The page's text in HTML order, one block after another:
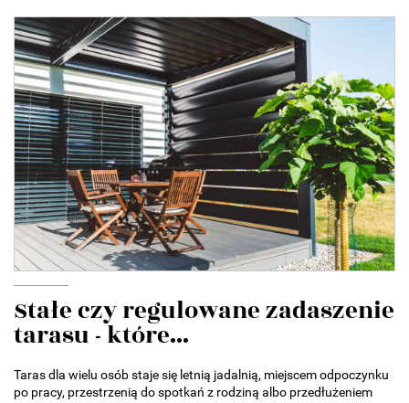
Stałe czy regulowane zadaszenie
tarasu - które...
Taras dla wielu osób staje się letnią jadalnią, miejscem odpoczynku
po pracy, przestrzenią do spotkań z rodziną albo przedłużeniem